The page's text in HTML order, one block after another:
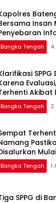
Insan
Polri 110
Bangka Tengah 4
Akibat
Bangka Tengah 2
Bangka Tengah 1
SPPG di